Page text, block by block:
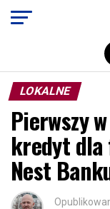
LOKALNE
Pierwszy
kredyt dla
Nest